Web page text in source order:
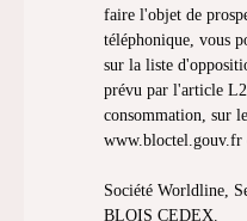
faire l'objet de
téléphonique, vous
sur la liste
prévu par l'article
consommation, sur
www.bloctel.gouv.fr
Société Worldline,
BLOIS CEDEX.